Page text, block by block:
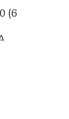
(6